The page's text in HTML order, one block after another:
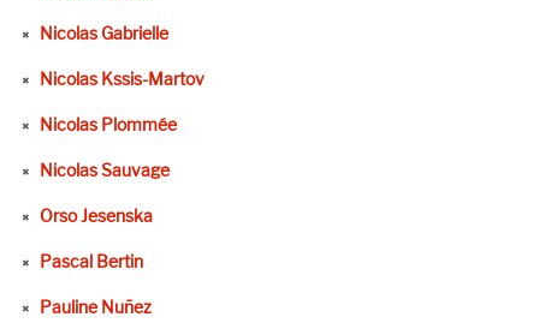
Nicolas Gabrielle
Nicolas Kssis-Martov
Nicolas Plommée
Nicolas Sauvage
Orso Jesenska
Pascal Bertin
Pauline Nuñez